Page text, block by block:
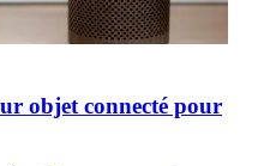
objet connecté pour